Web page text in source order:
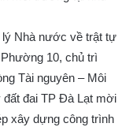
lý Nhà nước về trật tự
10, chủ trì
Tài nguyên – Môi
đất đai TP Đà Lạt mời
xây dựng công trình